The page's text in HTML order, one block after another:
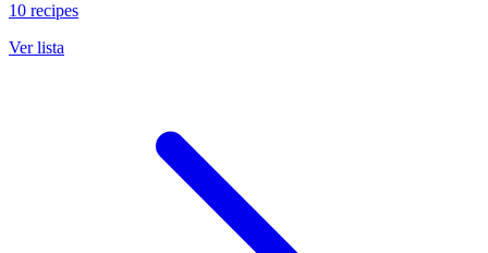
10 recipes
Ver lista